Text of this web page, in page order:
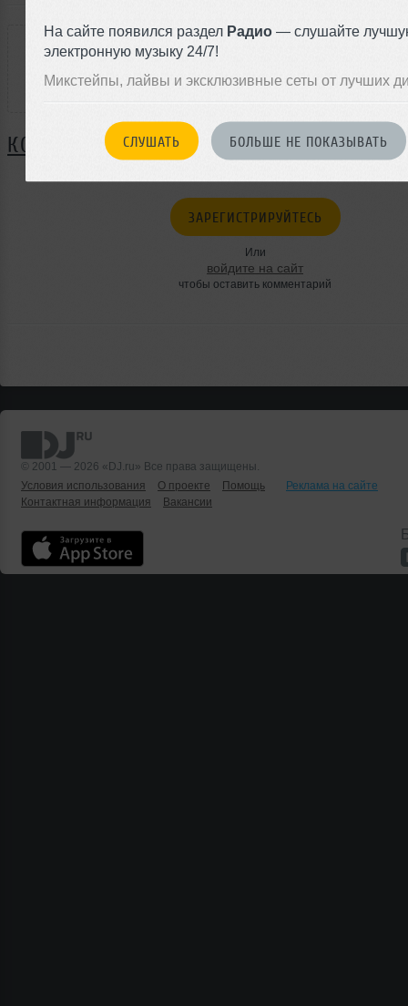
На сайте появился раздел Радио — слушайте
электронную музыку 24/7!
Микстейпы, лайвы и эксклюзивные сеты от лучших
СЛУШАТЬ БОЛЬШЕ НЕ ПОКАЗЫВАТЬ
РЕЙТИНГ
0
КОММЕНТАРИИ
ЗАРЕГИСТРИРУЙТЕСЬ
Или
войдите на сайт
чтобы оставить комментарий
© 2001 — 2026 «DJ.ru» Все права защищены.
Условия использования
О проекте Помощь
Реклама на сайте
Контактная информация
Вакансии